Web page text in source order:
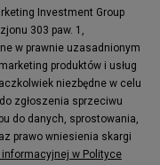
Investment Group
303 paw. 1,
w prawnie uzasadnionym
produktów i usług
niezbędne w celu
zgłoszenia sprzeciwu
do danych, sprostowania,
prawo wniesienia skargi
informacyjnej w Polityce